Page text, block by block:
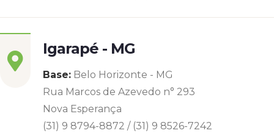
Igarapé - MG
Base: Belo Horizonte - MG
Rua Marcos de Azevedo n° 293
Nova Esperança
(31) 9 8794-8872 / (31) 9 8526-7242